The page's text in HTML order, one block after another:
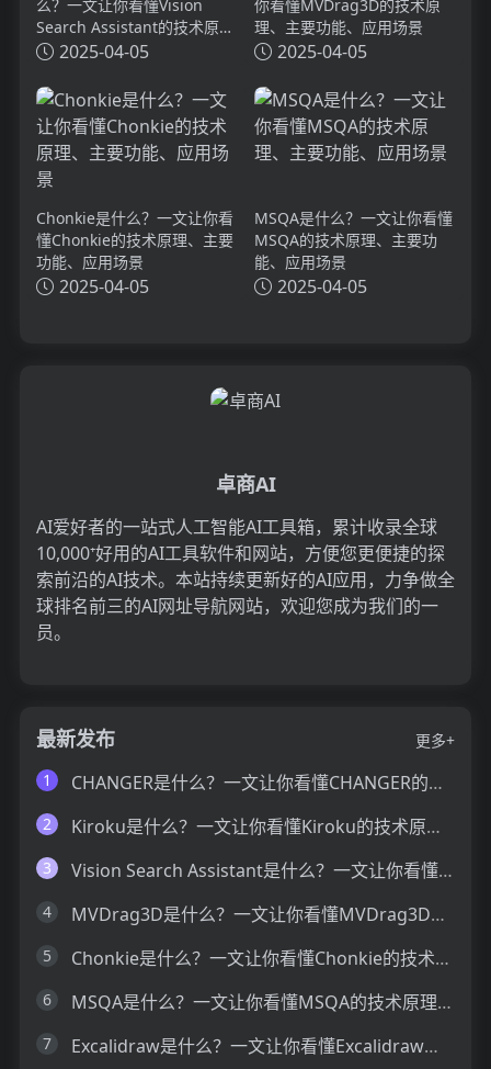
么？一文让你看懂Vision
Search Assistant的技术原
理、主要功能、应用场景
2025-04-05
你看懂MVDrag3D的技术原
理、主要功能、应用场景
2025-04-05
Chonkie是什么？一文让你看
懂Chonkie的技术原理、主要
功能、应用场景
2025-04-05
MSQA是什么？一文让你看懂
MSQA的技术原理、主要功
能、应用场景
2025-04-05
卓商AI
AI爱好者的一站式人工智能AI工具箱，累计收录全球
10,000⁺好用的AI工具软件和网站，方便您更便捷的探
索前沿的AI技术。本站持续更新好的AI应用，力争做全
球排名前三的AI网址导航网站，欢迎您成为我们的一
员。
最新发布
更多+
1
CHANGER是什么？一文让你看懂CHANGER的技术原理、主要功能、应用场景
2 Kiroku是什么？一文让你看懂Kiroku的技术原理、主要功能、应用场景
3 Vision Search Assistant是什么？一文让你看懂Vision Search Assistant的技术原理、主要功能、应用场景
4 MVDrag3D是什么？一文让你看懂MVDrag3D的技术原理、主要功能、应用场景
5 Chonkie是什么？一文让你看懂Chonkie的技术原理、主要功能、应用场景
6 MSQA是什么？一文让你看懂MSQA的技术原理、主要功能、应用场景
7 Excalidraw是什么？一文让你看懂Excalidraw的技术原理、主要功能、应用场景